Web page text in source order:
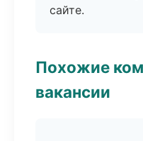
сайте.
Похожие
вакансии